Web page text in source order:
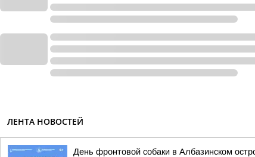
ЛЕНТА НОВОСТЕЙ
День фронтовой собаки в Албазинском